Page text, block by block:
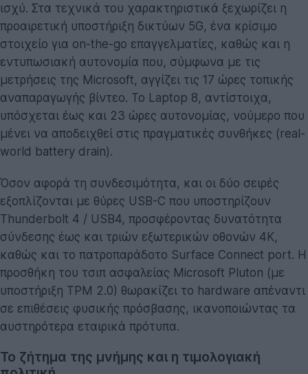
ισχύ. Στα τεχνικά του χαρακτηριστικά ξεχωρίζει η
προαιρετική υποστήριξη δικτύων 5G, ένα κρίσιμο
στοιχείο για on-the-go επαγγελματίες, καθώς και η
εντυπωσιακή αυτονομία που, σύμφωνα με τις
μετρήσεις της Microsoft, αγγίζει τις 17 ώρες τοπικής
αναπαραγωγής βίντεο. Το Laptop 8, αντίστοιχα,
υπόσχεται έως και 23 ώρες αυτονομίας, νούμερο που
μένει να αποδειχθεί στις πραγματικές συνθήκες (real-
world battery drain).
Όσον αφορά τη συνδεσιμότητα, και οι δύο σειρές
εξοπλίζονται με θύρες USB-C που υποστηρίζουν
Thunderbolt 4 / USB4, προσφέροντας δυνατότητα
σύνδεσης έως και τριών εξωτερικών οθονών 4K,
καθώς και το πατροπαράδοτο Surface Connect port. Η
προσθήκη του τσιπ ασφαλείας Microsoft Pluton (με
υποστήριξη TPM 2.0) θωρακίζει το hardware απέναντι
σε επιθέσεις φυσικής πρόσβασης, ικανοποιώντας τα
αυστηρότερα εταιρικά πρότυπα.
Το ζήτημα της μνήμης και η τιμολογιακή